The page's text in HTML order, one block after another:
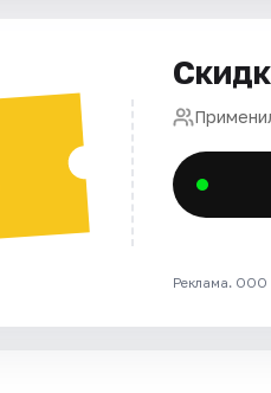
Реклама. ООО